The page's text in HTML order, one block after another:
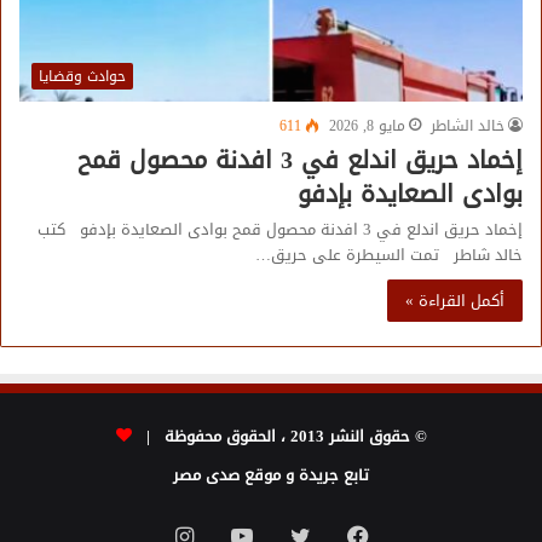
حوادث وقضايا
خالد الشاطر
مايو 8, 2026 611
إخماد حريق اندلع في 3 افدنة محصول قمح
بوادى الصعايدة بإدفو
إخماد حريق اندلع في 3 افدنة محصول قمح بوادى الصعايدة بإدفو كتب
خالد شاطر تمت السيطرة على حريق…
أكمل القراءة »
© حقوق النشر 2013 ، الحقوق محفوظة |
تابع جريدة و موقع صدى مصر